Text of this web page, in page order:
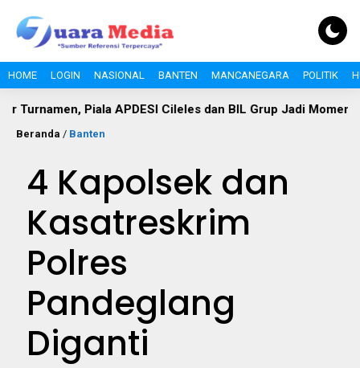
HOME LOGIN NASIONAL BANTEN MANCANEGARA POLITIK
Piala APDESI Cileles dan BIL Grup Jadi Momentum
Beranda / Banten
4 Kapolsek dan
Kasatreskrim
Polres
Pandeglang
Diganti